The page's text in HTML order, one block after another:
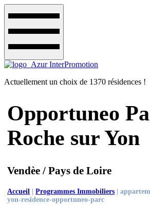
Actuellement un choix de 1370 résidences !
Opportuneo
Roche sur Yon
Vendèe / Pays de Loire
Accueil |Programmes Immobiliers |
yon-residence-opportuneo-parc